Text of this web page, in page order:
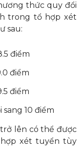
thức quy đổi
trong tổ hợp xét
sau:
điểm
điểm
điểm
10 điểm
trở lên có thể được
xét tuyển tùy